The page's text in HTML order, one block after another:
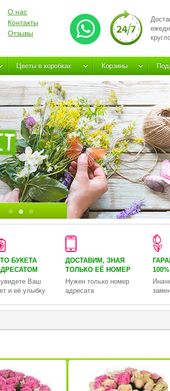
О нас
Контакты
Отзывы
Цветы в коробках Корзины
БУКЕТА
Ваш
и её улыбку
ДОСТАВИМ, ЗНАЯ
ТОЛЬКО ЕЁ НОМЕР
Нужен только номер
адресата